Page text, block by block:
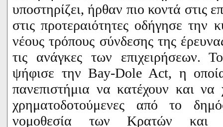
υποστηρίζει, ήρθαν πιο κοντά στις
στις προτεραιότητες οδήγησε την
νέους τρόπους σύνδεσης της
τις ανάγκες των επιχειρήσεων.
ψήφισε τηνBay-Dole Act, η
πανεπιστήμια να κατέχουν και να
χρηματοδοτούμενες από το
νομοθεσία των Κρατών και